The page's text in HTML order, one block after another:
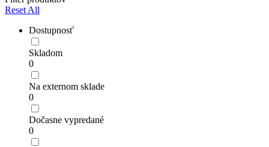
Reset All
Dostupnosť
Skladom
0
Na externom sklade
0
Dočasne vypredané
0